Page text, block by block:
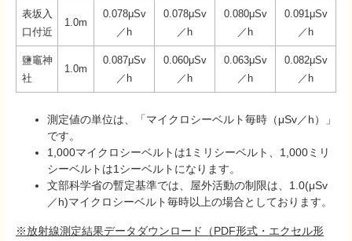
表坂入
口付近
1.0m
0.078μSv
／h
0.078μSv
／h
0.080μSv
／h
0.091μSv
／h
鹽竈神
社
1.0m
0.087μSv
／h
0.060μSv
／h
0.063μSv
／h
0.082μSv
／h
測定値の単位は、「マイクロシーベルト毎時（μSv／h）」
です。
1,000マイクロシーベルトは1ミリシーベルト、1,000ミリ
シーベルトは1シーベルトになります。
文部科学省の暫定基準では、屋外活動の制限は、1.0(μSv
／h)マイクロシーベルト毎時以上の場合としております。
※放射線測定結果データダウンロード（PDF形式・エクセル形